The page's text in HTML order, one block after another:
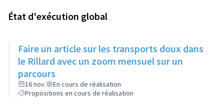
État d'exécution global
Faire un article sur les transports doux dans
le Rillard avec un zoom mensuel sur un
parcours
16 nov.
En cours de réalisation
Propositions en cours de réalisation